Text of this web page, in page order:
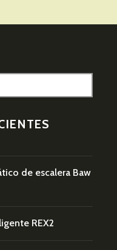
de escalera Baw
REX2